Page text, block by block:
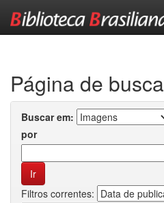
Página de busca
Buscar em:
por
Filtros correntes: